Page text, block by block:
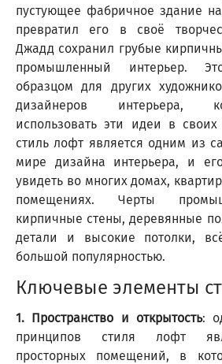
пустующее фабричное здание
превратил его в своё
Джадд сохранил грубые
промышленный интерьер.
образцом для других
дизайнеров интерьера,
использовать эти идеи в своих
стиль лофт является одним из
мире дизайна интерьера, и
увидеть во многих домах,
помещениях. Черты
кирпичные стены, деревянные
детали и высокие потолки,
большой популярностью.
Ключевые элементы
1. Пространство и открытость:
принципов стиля лофт
просторных помещений, в